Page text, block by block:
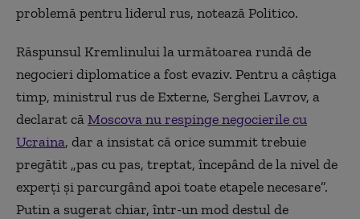
problemă pentru liderul rus, notează Politico.
Răspunsul Kremlinului la următoarea rundă de
negocieri diplomatice a fost evaziv. Pentru a câștiga
timp, ministrul rus de Externe, Serghei Lavrov, a
declarat căMoscova nu respinge negocierile cu
Ucraina, dar a insistat că orice summit trebuie
pregătit „pas cu pas, treptat, începând de la nivel de
experți și parcurgând apoi toate etapele necesare”.
Putin a sugerat chiar, într-un mod destul de